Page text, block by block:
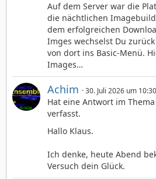
Auf dem Server war die
die nächtlichen
dem erfolgreichen
Imges wechselst Du
von dort ins Basic-Menü.
Images…
Achim 30. Juli 2026 um 10:30
Hat eine Antwort im Thema
verfasst.
Hallo Klaus.
Ich denke, heute Abend
Versuch dein Glück.